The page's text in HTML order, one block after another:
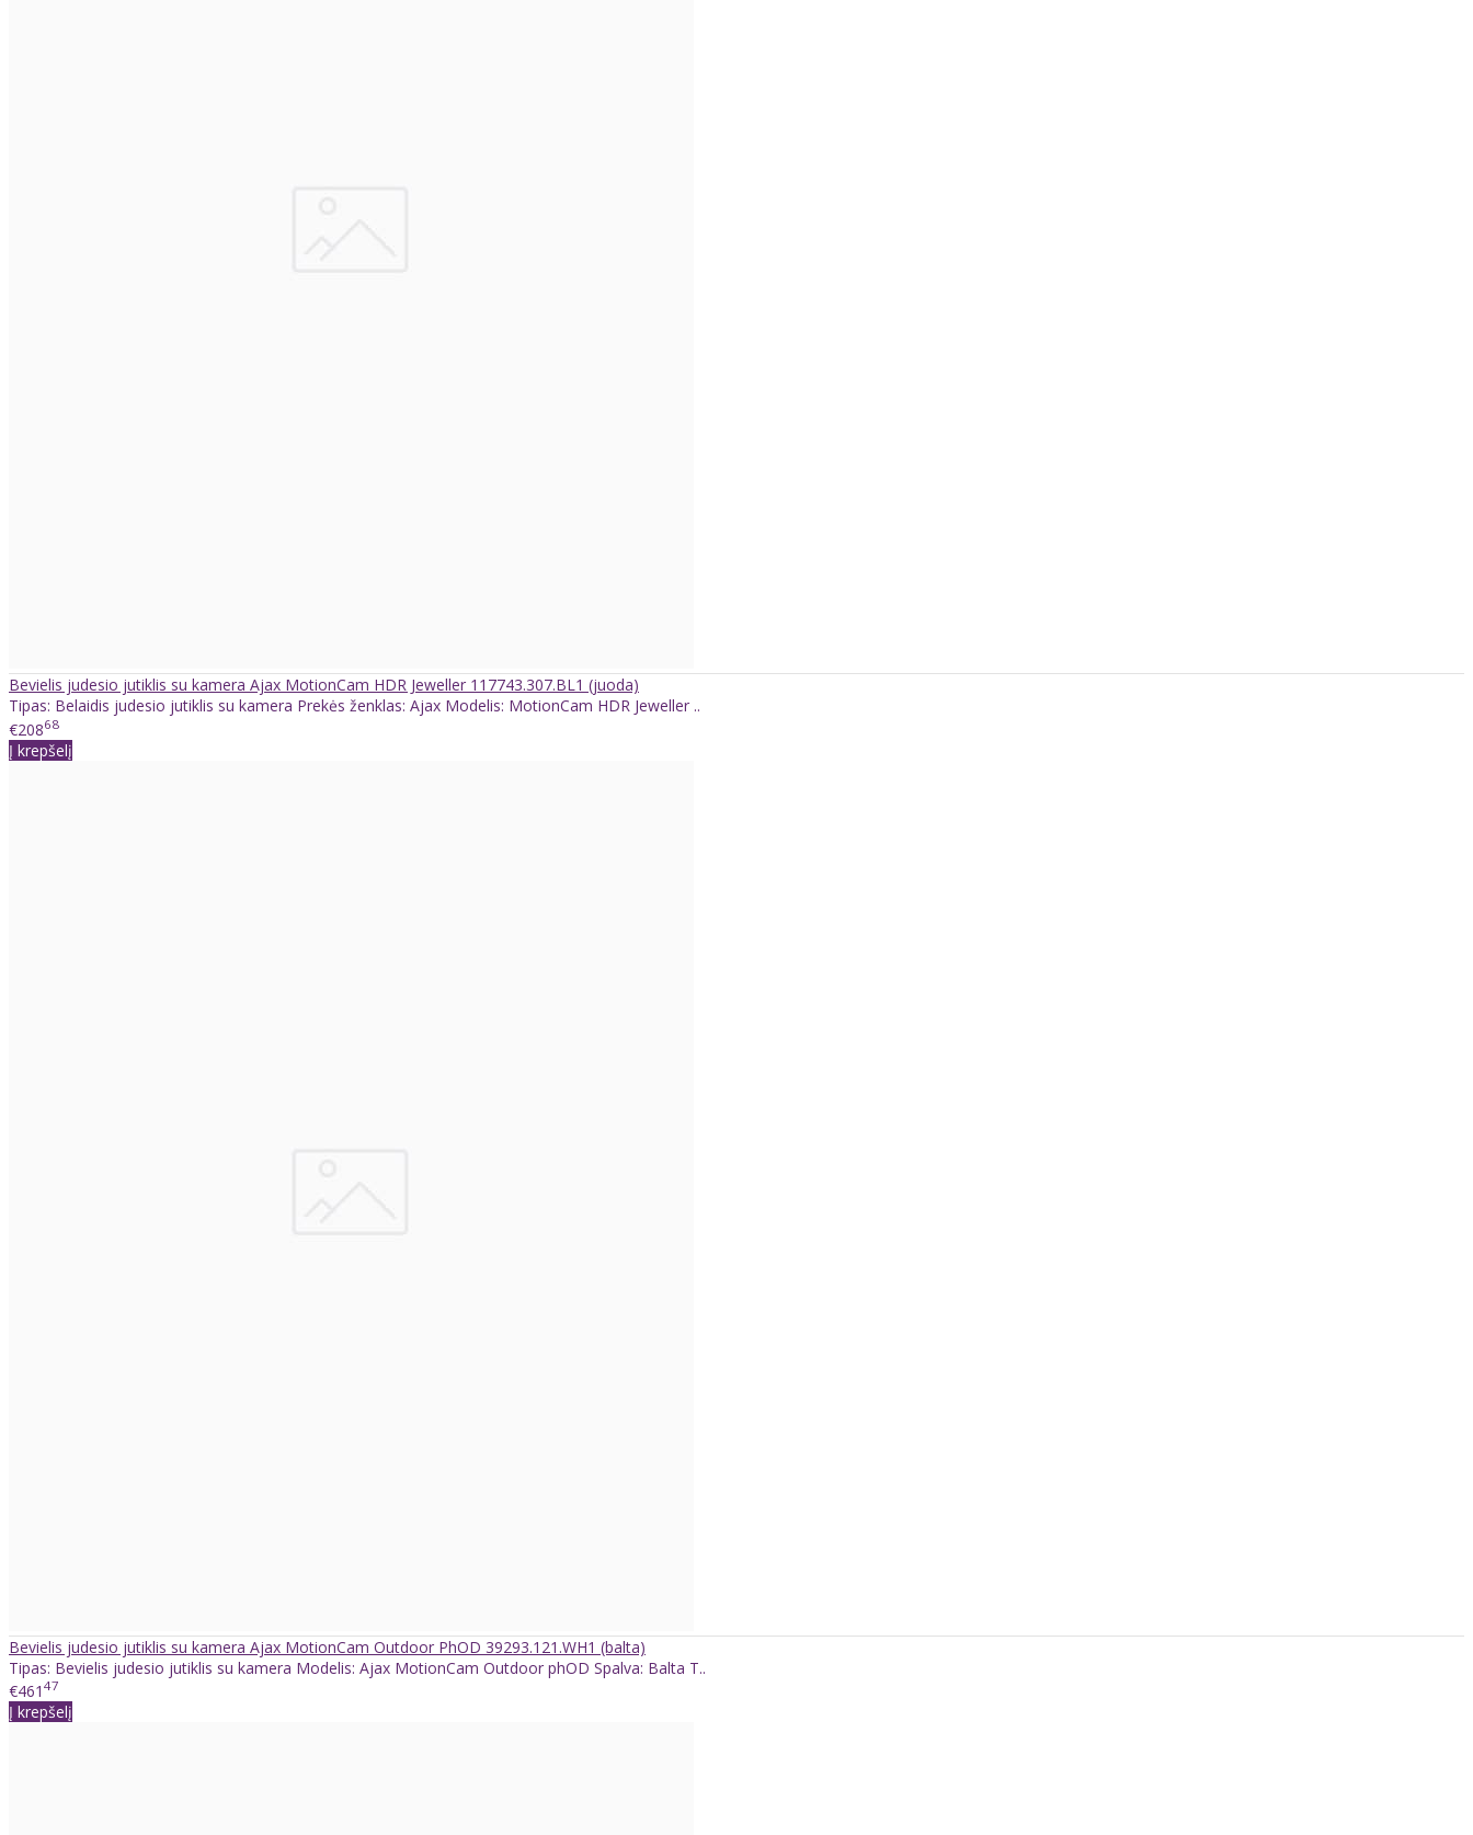
Bevielis judesio jutiklis su kamera Ajax MotionCam HDR Jeweller 117743.307.BL1 (juoda)
Tipas: Belaidis judesio jutiklis su kamera Prekės ženklas: Ajax Modelis: MotionCam HDR Jeweller ..
€20868
Į krepšelį
Bevielis judesio jutiklis su kamera Ajax MotionCam Outdoor PhOD 39293.121.WH1 (balta)
Tipas: Bevielis judesio jutiklis su kamera Modelis: Ajax MotionCam Outdoor phOD Spalva: Balta T..
€461 47
Į krepšelį